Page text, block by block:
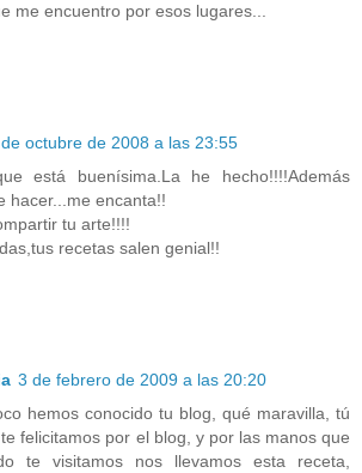
me encuentro por esos lugares...
octubre de 2008 a las 23:55
está buenísima.La he hecho!!!!Además
hacer...me encanta!!
tu arte!!!!
recetas salen genial!!
3 de febrero de 2009 a las 20:20
hemos conocido tu blog, qué maravilla, tú
felicitamos por el blog, y por las manos que
te visitamos nos llevamos esta receta,